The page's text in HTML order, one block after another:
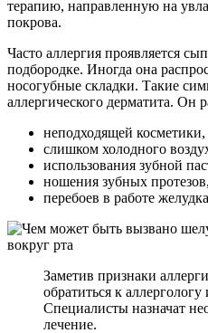
терапию, направленную на
покрова.
Часто аллергия проявляется
подбородке. Иногда она
носогубные складки. Такие
аллергического дерматита. Он
неподходящей косметики,
слишком холодного
использования зубной
ношения зубных протезов,
перебоев в работе
Заметив признаки
обратиться к аллергологу
Специалисты назначат
лечение.